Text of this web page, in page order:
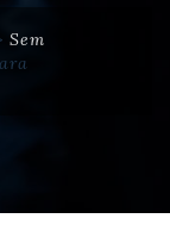
Sem